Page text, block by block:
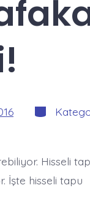
Kategoriler
Hisseli
İşte hisseli tapu